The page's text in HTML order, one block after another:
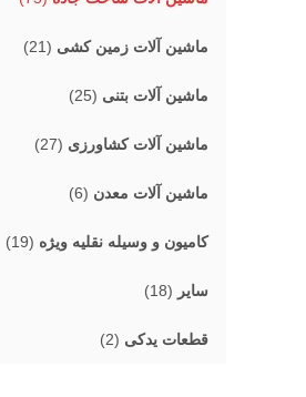
ماشین آلات زمین کشی (21)
ماشین آلات بتنی (25)
ماشین آلات کشاورزی (27)
ماشین آلات معدن (6)
کامیون و وسیله نقلیه ویژه (19)
سایر (18)
قطعات یدکی (2)